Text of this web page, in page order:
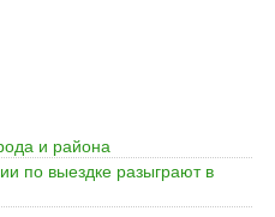
и района
по выездке разыграют в